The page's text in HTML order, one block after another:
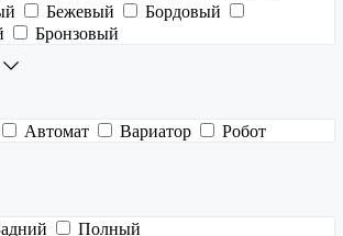
Бежевый
Бордовый
Бронзовый
Автомат Вариатор
Робот
Полный